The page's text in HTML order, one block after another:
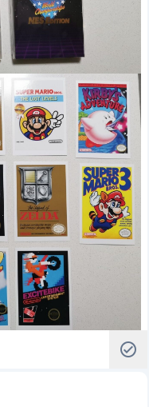
check_circle